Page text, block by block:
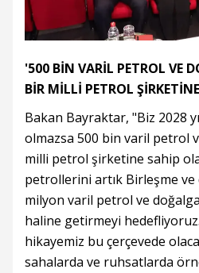
'500 BİN VARİL PETROL VE
BİR MİLLİ PETROL
Bakan Bayraktar, "Biz 2028
olmazsa 500 bin varil petrol
milli petrol şirketine sahip
petrollerini artık Birleşme ve
milyon varil petrol ve
haline getirmeyi
hikayemiz bu çerçevede
sahalarda ve ruhsatlarda